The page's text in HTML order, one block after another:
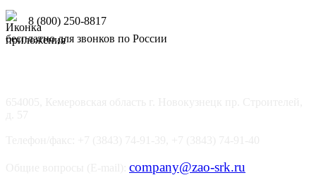
8 (800) 250-8817
бесплатно для звонков по России
company@zao-srk.ru